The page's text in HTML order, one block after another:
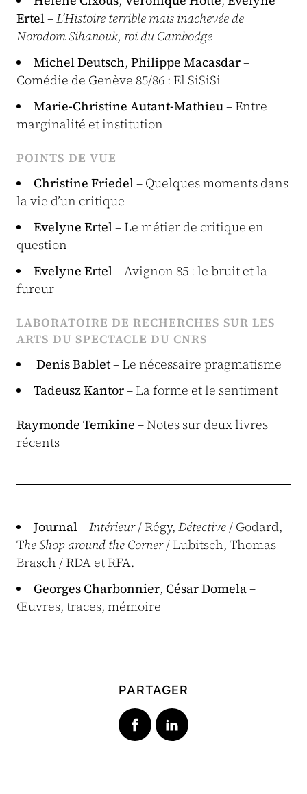
Ertel–L’Histoire terrible mais inachevée de
Norodom Sihanouk, roi du Cambodge
Michel Deutsch, Philippe Macasdar–
Comédie de Genève 85/86 : El SiSiSi
Marie-Christine Autant-Mathieu– Entre
marginalité et institution
POINTS DE VUE
Christine Friedel– Quelques moments dans
la vie d’un critique
Evelyne Ertel– Le métier de critique en
question
Evelyne Ertel– Avignon 85 : le bruit et la
fureur
LABORATOIRE DE RECHERCHES SUR LES
ARTS DU SPECTACLE DU CNRS
Denis Bablet– Le nécessaire pragmatisme
Tadeusz Kantor– La forme et le sentiment
Raymonde Temkine – Notes sur deux livres
récents
Journal–Intérieur/ Régy, Détective/ Godard,
The Shop around the Corner/ Lubitsch, Thomas
Brasch / RDA et RFA.
Georges Charbonnier, César Domela–
Œuvres, traces, mémoire
PARTAGER